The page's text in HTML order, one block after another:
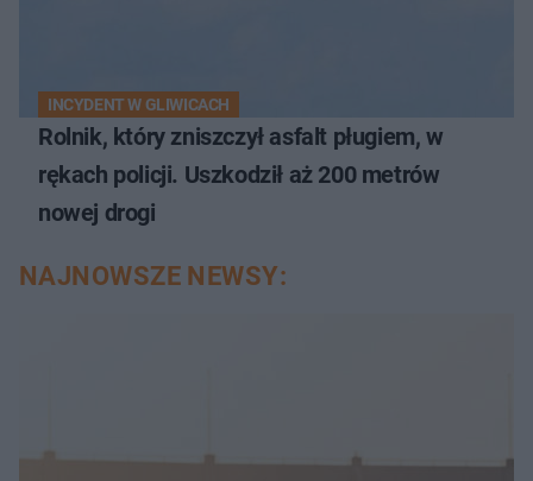
INCYDENT W GLIWICACH
Rolnik, który zniszczył asfalt pługiem, w
rękach policji. Uszkodził aż 200 metrów
nowej drogi
NAJNOWSZE NEWSY: